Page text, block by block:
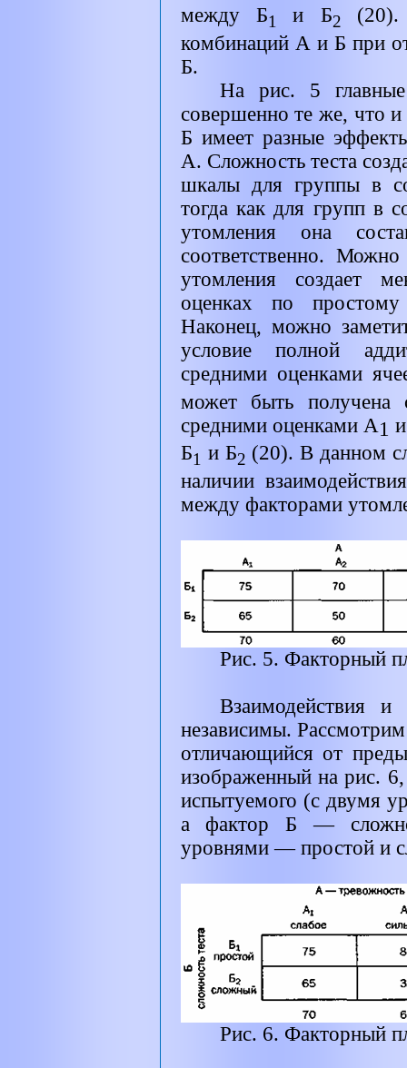
между Б1и Б2
комбинаций А и Б при
Б.
На рис. 5
совершенно те же, что
Б имеет разные
А. Сложность теста
шкалы для группы в
тогда как для групп в
утомления она
соответственно.
утомления создает
оценках по
Наконец, можно
условие полной
средними оценками
может быть получена
средними оценками A1
Б1 и Б2 (20). В данном
наличии
между факторами
Рис. 5. Факторный
Взаимодействия и
независимы.
отличающийся от
изображенный на рис.
испытуемого (с двумя
а фактор Б —
уровнями — простой и
Рис. 6. Факторный